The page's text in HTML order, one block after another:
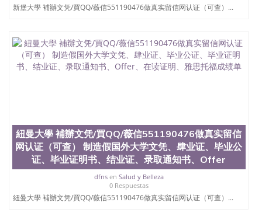
新堡大學 補辦文凭/買QQ/薇信551190476做真实留信网认证（可查）...
紐曼大學 補辦文凭/買QQ/薇信551190476做真实留信
网认证（可查） 制造假国外大学文凭、肆业证、毕业公
证、毕业证明书、结业证、录取通知书、Offer
dfnsen Salud y Belleza
0 Respuestas
紐曼大學 補辦文凭/買QQ/薇信551190476做真实留信网认证（可查）...